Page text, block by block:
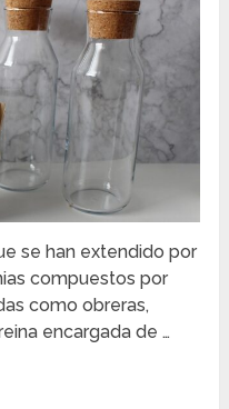
se han extendido por
compuestos por
como obreras,
encargada de …